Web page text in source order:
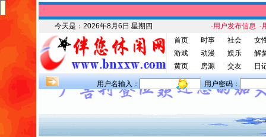
今天是： 2026年8月6日 星期四 ·用户发布信息 ·
首页
时事 社会
女
游戏
动漫 娱乐
解
黄页
房源 交友 日
用户名输入： 用户密码：